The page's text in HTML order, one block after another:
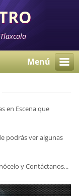
Menú
en Escena que
podrás ver algunas
y Contáctanos...